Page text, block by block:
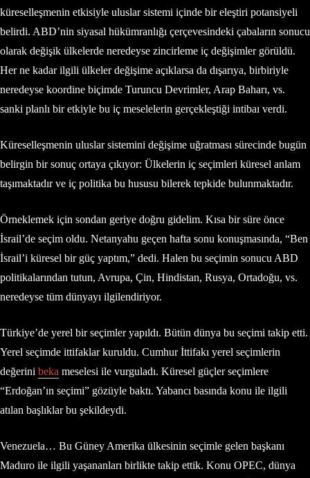
küreselleşmenin etkisiyle uluslar sistemi içinde bir eleştiri potansiyeli
belirdi. ABD’nin siyasal hükümranlığı çerçevesindeki çabaların sonucu
olarak değişik ülkelerde neredeyse zincirleme iç değişimler görüldü.
Her ne kadar ilgili ülkeler değişime açıklarsa da dışarıya, birbiriyle
neredeyse koordine biçimde Turuncu Devrimler, Arap Baharı, vs.
sanki planlı bir etkiyle bu iç meselelerin gerçekleştiği intibaı verdi.
Küreselleşmenin uluslar sistemini değişime uğratması sürecinde bugün
belirgin bir sonuç ortaya çıkıyor: Ülkelerin iç seçimleri küresel anlam
taşımaktadır ve iç politika bu hususu bilerek tepkide bulunmaktadır.
Örneklemek için sondan geriye doğru gidelim. Kısa bir süre önce
İsrail’de seçim oldu. Netanyahu geçen hafta sonu konuşmasında, “Ben
İsrail’i küresel bir güç yaptım,” dedi. Halen bu seçimin sonucu ABD
politikalarından tutun, Avrupa, Çin, Hindistan, Rusya, Ortadoğu, vs.
neredeyse tüm dünyayı ilgilendiriyor.
Türkiye’de yerel bir seçimler yapıldı. Bütün dünya bu seçimi takip etti.
Yerel seçimde ittifaklar kuruldu. Cumhur İttifakı yerel seçimlerin
değerini beka meselesi ile vurguladı. Küresel güçler seçimlere
“Erdoğan’ın seçimi” gözüyle baktı. Yabancı basında konu ile ilgili
atılan başlıklar bu şekildeydi.
Venezuela… Bu Güney Amerika ülkesinin seçimle gelen başkanı
Maduro ile ilgili yaşananları birlikte takip ettik. Konu OPEC, dünya